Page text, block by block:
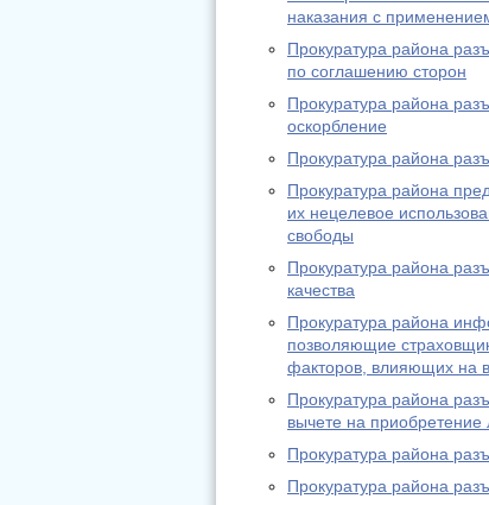
наказания с
Прокуратура района
по соглашению сторон
Прокуратура района
оскорбление
Прокуратура района
Прокуратура района
их нецелевое
свободы
Прокуратура района
качества
Прокуратура района
позволяющие
факторов, влияющих на
Прокуратура района
вычете на приобретение
Прокуратура района
Прокуратура района